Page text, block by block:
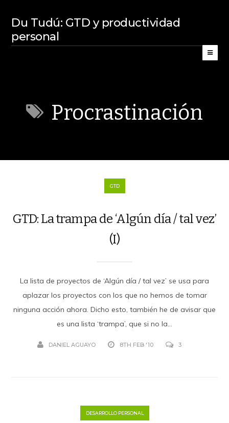
Du Tudú: GTD y productividad
personal
Procrastinación
GTD
GTD: La trampa de ‘Algún día / tal vez’
(I)
La lista de proyectos de ‘Algún día / tal vez’ se usa para
aplazar los proyectos con los que no hemos de tomar
ninguna acción ahora. Dicho esto, también he de avisar que
es una lista ‘trampa’, que si no la...
DANIEL AGUAYO 8TH FEB '10 3
DESARROLLO PERSONAL